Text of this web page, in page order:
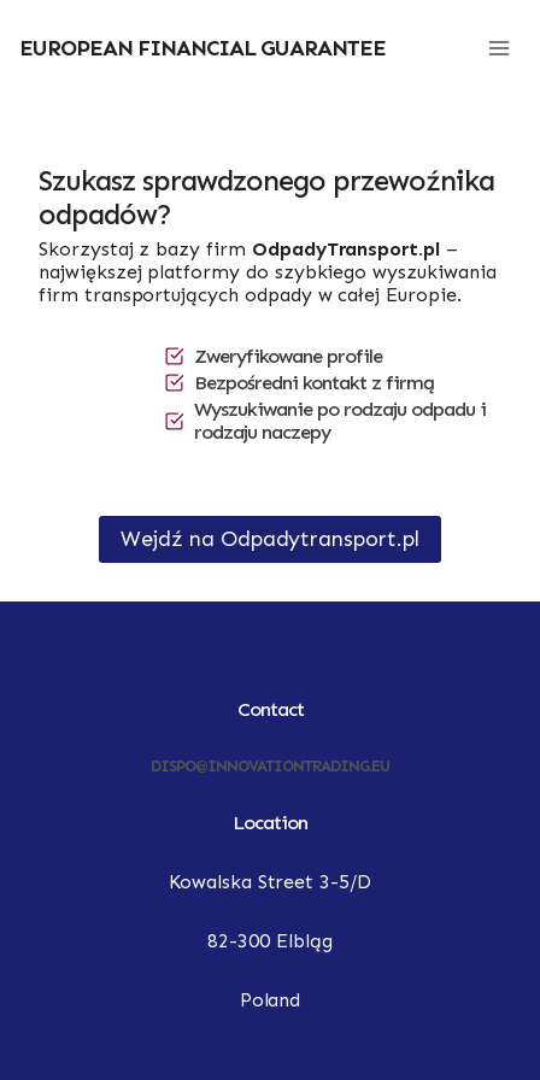
treści
EUROPEAN FINANCIAL GUARANTEE
Szukasz sprawdzonego przewoźnika
odpadów?
Skorzystaj z bazy firm OdpadyTransport.pl–
największej platformy do szybkiego wyszukiwania
firm transportujących odpady w całej Europie.
Zweryfikowane profile
Bezpośredni kontakt z firmą
Wyszukiwanie po rodzaju odpadu i
rodzaju naczepy
Wejdź na Odpadytransport.pl
Contact
DISPO@INNOVATIONTRADING.EU
Location
Kowalska Street 3-5/D
82-300 Elbląg
Poland